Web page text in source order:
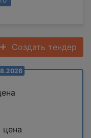
Создать тендер